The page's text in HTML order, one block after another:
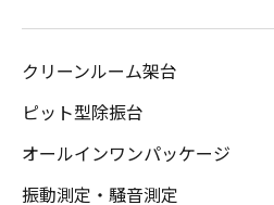
クリーンルーム架台
ピット型除振台
オールインワンパッケージ
振動測定・騒音測定